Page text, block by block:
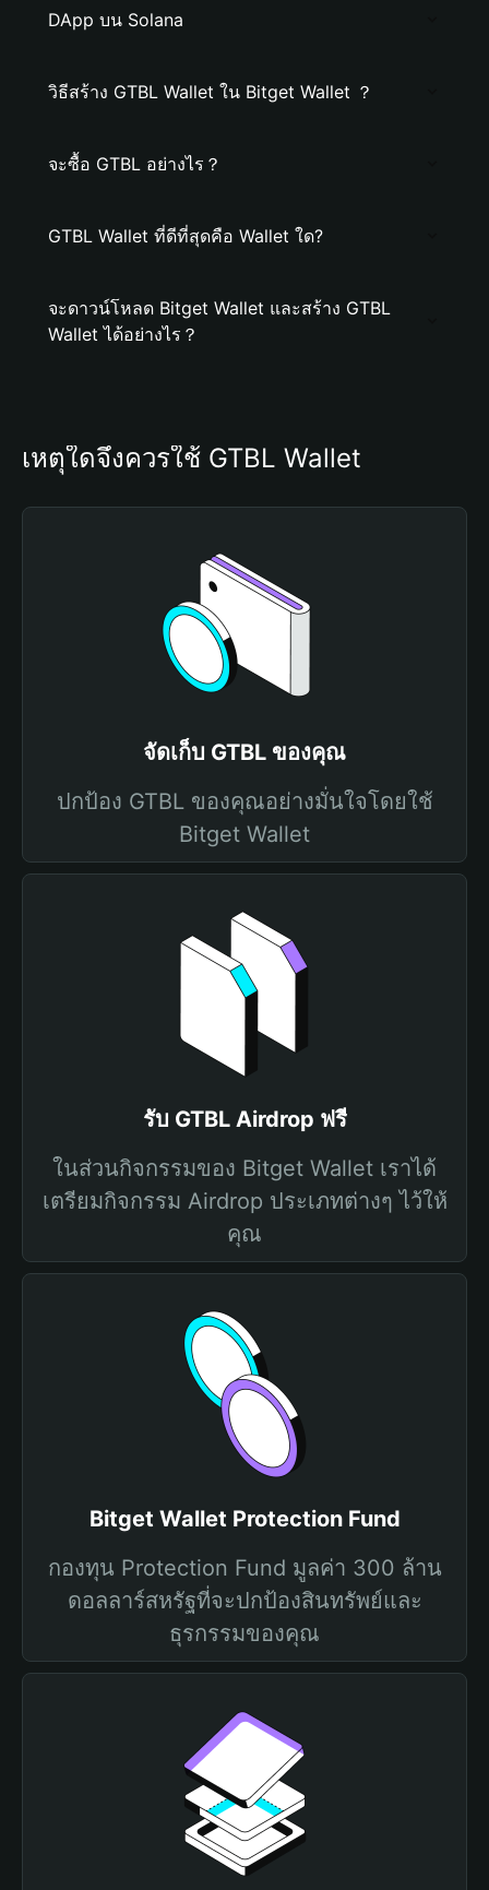
DApp บน Solana
วิธีสร้าง GTBL Wallet ใน Bitget Wallet ？
จะซื้อ GTBL อย่างไร？
GTBL Wallet ที่ดีที่สุดคือ Wallet ใด?
จะดาวน์โหลด Bitget Wallet และสร้าง GTBL
Wallet ได้อย่างไร？
เหตุใดจึงควรใช้ GTBL Wallet
จัดเก็บ GTBL ของคุณ
ปกป้อง GTBL ของคุณอย่างมั่นใจโดยใช้
Bitget Wallet
รับ GTBL Airdrop ฟรี
ในส่วนกิจกรรมของ Bitget Wallet เราได้
เตรียมกิจกรรม Airdrop ประเภทต่างๆ ไว้ให้
คุณ
Bitget Wallet Protection Fund
กองทุน Protection Fund มูลค่า 300 ล้าน
ดอลลาร์สหรัฐที่จะปกป้องสินทรัพย์และ
ธุรกรรมของคุณ